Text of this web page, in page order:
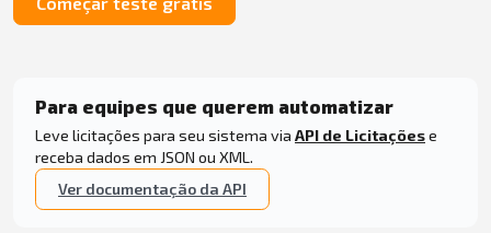
Para equipes que querem automatizar
Leve licitações para seu sistema via API de Licitaçõese
receba dados em JSON ou XML.
Ver documentação da API